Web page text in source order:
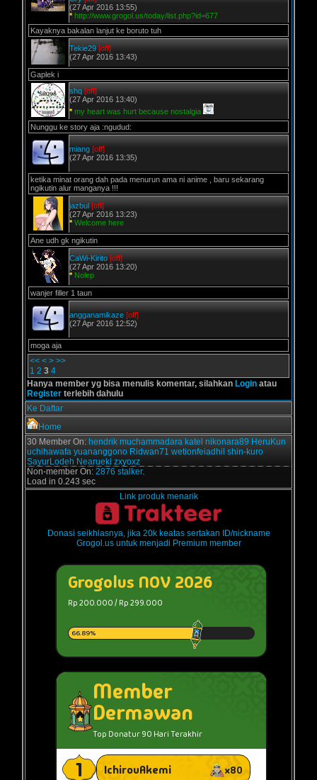
(27 Apr 2016 13:55)
* http://www.grogol.us/today/list.php?id=677
Kayaknya bakalan lanjut ke boruto tuh
Tekie29 [off]
(27 Apr 2016 13:43)
Gaplek i
shq [off]
(27 Apr 2016 13:40)
* my heart was hurt because nostalgia
Nunggu ke story aja :ngudud:
miang [off]
(27 Apr 2016 13:35)
ketika minat orang dah pada menurun ama ni anime , baru sekarang
ngikutin alur manganya !!!
jazbul [off]
(27 Apr 2016 13:23)
* Welcome here
Ane udh gk ngikutin
CaWi-Kirito [off]
(27 Apr 2016 13:20)
* Nolep
wanjer filler 1 taun
angganamikaze [off]
(27 Apr 2016 12:52)
moga aja
<< < > >>
1 2 3 4
Hanya member yg bisa menulis komentar, silahkan Login atau
Register terlebih dahulu
Ke Daftar
Home
30 Member On: hendrik muchammadara katel nikonara89 HeruKun
uchihawafa yuananggono Ridwan71 wetionfeiadhil shin-kuro
SayurLodeh Nearueki zxyoxz
Non-member On: 2876 stalker.
Load in 0.243 sec
Link produk menarik
Donasi seikhlasnya, jika 20k keatas sertakan ID/nickname
Grogol.us untuk menjadi Premium member